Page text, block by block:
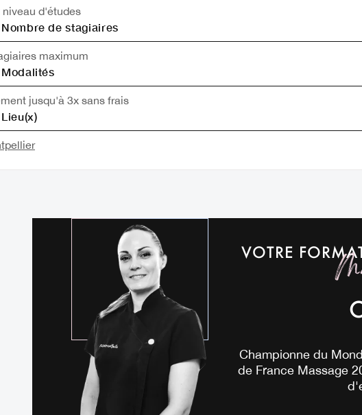
niveau d'études
Nombre de stagiaires
maximum
Modalités
jusqu'à 3x sans frais
Lieu(x)
VOTRE
Championne du
de France Massage